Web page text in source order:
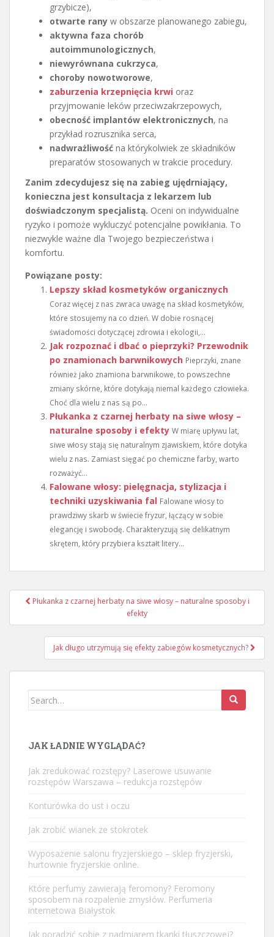
grzybicze),
otwarte rany w obszarze planowanego zabiegu,
aktywna faza chorób
autoimmunologicznych,
niewyrównana cukrzyca,
choroby nowotworowe,
zaburzenia krzepnięcia krwi oraz
przyjmowanie leków przeciwzakrzepowych,
obecność implantów elektronicznych, na
przykład rozrusznika serca,
nadwrażliwość na którykolwiek ze składników
preparatów stosowanych w trakcie procedury.
Zanim zdecydujesz się na zabieg ujędrniający,
konieczna jest konsultacja z lekarzem lub
doświadczonym specjalistą. Oceni on indywidualne
ryzyko i pomoże wykluczyć potencjalne powikłania. To
niezwykle ważne dla Twojego bezpieczeństwa i
komfortu.
Powiązane posty:
Lepszy skład kosmetyków organicznych
Coraz więcej z nas zwraca uwagę na skład kosmetyków,
które stosujemy na co dzień. W dobie rosnącej
świadomości dotyczącej zdrowia i ekologii,...
Jak rozpoznać i dbać o pieprzyki? Przewodnik
po znamionach barwnikowych Pieprzyki, znane
również jako znamiona barwnikowe, to powszechne
zmiany skórne, które dotykają niemal każdego człowieka.
Choć dla wielu z nas są po...
Płukanka z czarnej herbaty na siwe włosy –
naturalne sposoby i efekty W miarę upływu lat,
siwe włosy stają się naturalnym zjawiskiem, które dotyka
wielu z nas. Zamiast sięgać po chemiczne farby, warto
rozważyć...
Falowane włosy: pielęgnacja, stylizacja i
techniki uzyskiwania fal Falowane włosy to
prawdziwy skarb w świecie fryzur, łączący w sobie
elegancję i swobodę. Charakteryzują się delikatnym
skrętem, który przybiera kształt litery...
Nawigacja
Płukanka z czarnej herbaty na siwe włosy – naturalne sposoby i
efekty
Jak długo utrzymują się efekty zabiegów kosmetycznych?
Search
JAK ŁADNIE WYGLĄDAĆ?
Jak zredukować rozstępy? Laserowe usuwanie
rozstępów Warszawa – redukcja rozstępów
Konturówka do ust i oczu
Jak zrobić wianek ze stokrotek
Wyposażenie salonu fryzjerskiego – sklep fryzjerski,
hurtownie fryzjerskie online.
Które perfumy zawierają feromony? Feromony
sposobem na rozpalenie zmysłów. Perfumeria
internetowa Białystok
Jak poradzić sobie z nadmiarem tkanki tłuszczowej?